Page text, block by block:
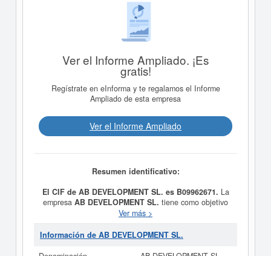
Ver el Informe Ampliado. ¡Es
gratis!
Regístrate en eInforma y te regalamos el Informe
Ampliado de esta empresa
Ver el Informe Ampliado
Resumen identificativo:
El CIF de AB DEVELOPMENT SL. es B09962671. La
empresa AB DEVELOPMENT SL. tiene como objetivo
Inversiones inmobiliarias, compra y venta de bienes
inmuebles, promoción inmobiliaria de terrenos y de
edificaciones y reformas y todo tipo de trabajos de
gestión y administración de la propiedad inmobiliaria. La
Ver más >
Información de AB DEVELOPMENT SL.